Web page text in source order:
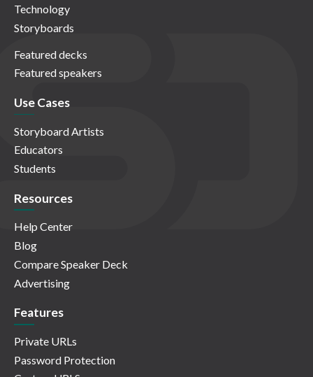
Technology
Storyboards
Featured decks
Featured speakers
Use Cases
Storyboard Artists
Educators
Students
Resources
Help Center
Blog
Compare Speaker Deck
Advertising
Features
Private URLs
Password Protection